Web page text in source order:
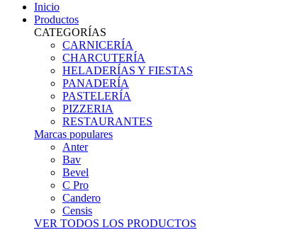
Inicio
Productos
CATEGORÍAS
CARNICERÍA
CHARCUTERÍA
HELADERÍAS Y FIESTAS
PANADERÍA
PASTELERÍA
PIZZERIA
RESTAURANTES
Marcas populares
Anter
Bav
Bevel
C Pro
Candero
Censis
VER TODOS LOS PRODUCTOS